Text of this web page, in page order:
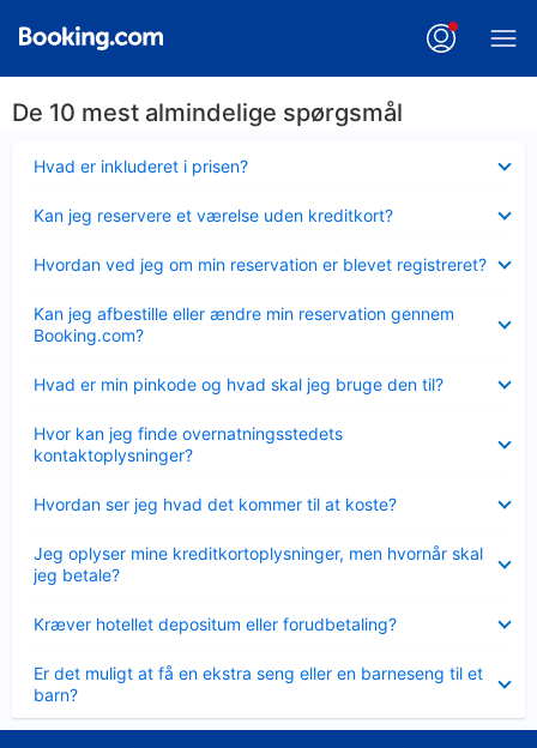
De 10 mest almindelige spørgsmål
Hvad er inkluderet i prisen?
Kan jeg reservere et værelse uden kreditkort?
Hvordan ved jeg om min reservation er blevet registreret?
Kan jeg afbestille eller ændre min reservation gennem
Booking.com?
Hvad er min pinkode og hvad skal jeg bruge den til?
Hvor kan jeg finde overnatningsstedets
kontaktoplysninger?
Hvordan ser jeg hvad det kommer til at koste?
Jeg oplyser mine kreditkortoplysninger, men hvornår skal
jeg betale?
Kræver hotellet depositum eller forudbetaling?
Er det muligt at få en ekstra seng eller en barneseng til et
barn?